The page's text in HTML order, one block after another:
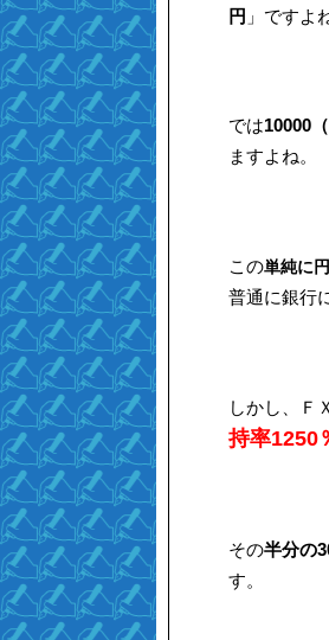
円 」ですよ
では10000
ますよね。
この単純に
普通に銀行
しかし、Ｆ
持率1250
その半分の
す。